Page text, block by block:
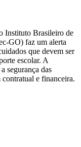
Instituto Brasileiro de
GO) faz um alerta
que devem ser
escolar. A
segurança das
e financeira.